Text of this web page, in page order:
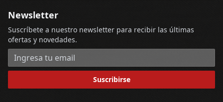
Newsletter
Suscríbete a nuestro newsletter para recibir las últimas
ofertas y novedades.
Dirección de correo electrónico
Suscribirse